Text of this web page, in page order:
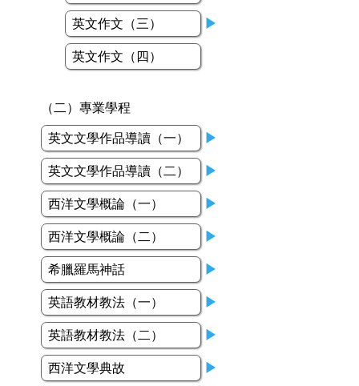
英文作文（三） ▶
英文作文（四）
（二）專業學程
英文文學作品導讀（一） ▶
英文文學作品導讀（二） ▶
西洋文學概論（一） ▶
西洋文學概論（二） ▶
希臘羅馬神話 ▶
英語教材教法（一） ▶
英語教材教法（二） ▶
西洋文學典故 ▶